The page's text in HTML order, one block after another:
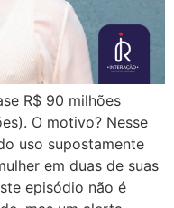
R$ 90 milhões
O motivo? Nesse
uso supostamente
em duas de suas
episódio não é